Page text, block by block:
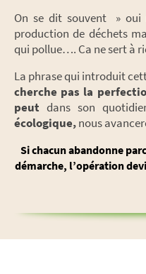
On se dit souvent »
production de déchets
qui pollue…. Ca ne sert à
La phrase qui introduit
cherche pas la
peut dans son
écologique,nous
Si chacun abandonne
démarche, l’opération